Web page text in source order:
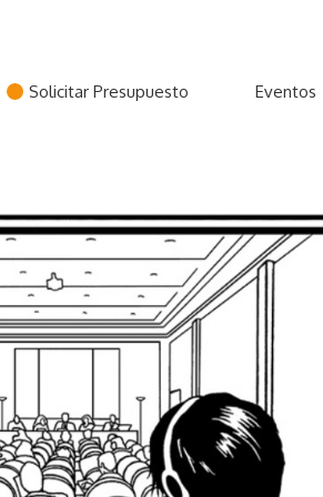
Solicitar Presupuesto Eventos